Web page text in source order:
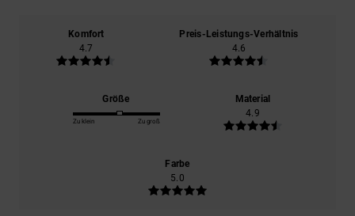
Komfort
4.7
Preis-Leistungs-Verhältnis
4.6
Größe
Zu klein Zu groß
Material
4.9
Farbe
5.0